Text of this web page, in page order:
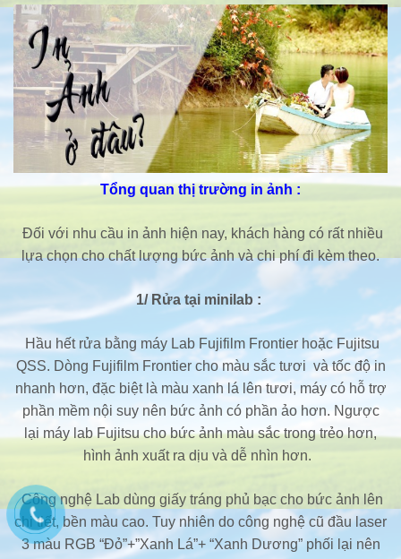
Tổng quan thị trường in ảnh :
Đối với nhu cầu in ảnh hiện nay, khách hàng có rất nhiều
lựa chọn cho chất lượng bức ảnh và chi phí đi kèm theo.
1/ Rửa tại minilab :
Hầu hết rửa bằng máy Lab Fujifilm Frontier hoặc Fujitsu
QSS. Dòng Fujifilm Frontier cho màu sắc tươi và tốc độ in
nhanh hơn, đặc biệt là màu xanh lá lên tươi, máy có hỗ trợ
phần mềm nội suy nên bức ảnh có phần ảo hơn. Ngược
lại máy lab Fujitsu cho bức ảnh màu sắc trong trẻo hơn,
hình ảnh xuất ra dịu và dễ nhìn hơn.
Công nghệ Lab dùng giấy tráng phủ bạc cho bức ảnh lên
chi tiết, bền màu cao. Tuy nhiên do công nghệ cũ đầu laser
3 màu RGB “Đỏ”+”Xanh Lá”+ “Xanh Dương” phối lại nên